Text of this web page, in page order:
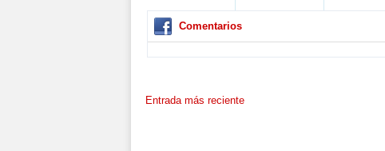
Comentarios
Entrada más reciente